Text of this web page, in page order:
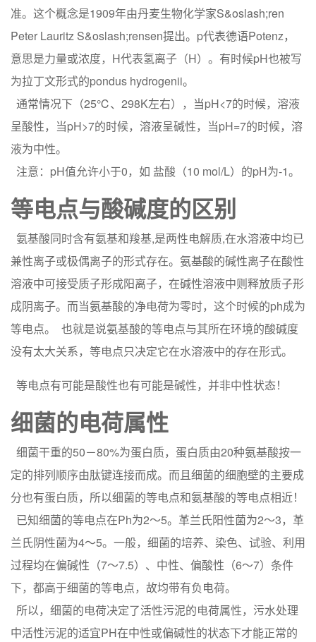
准。这个概念是1909年由丹麦生物化学家S&oslash;ren
Peter Lauritz S&oslash;rensen提出。p代表德语Potenz，
意思是力量或浓度，H代表氢离子（H）。有时候pH也被写
为拉丁文形式的pondus hydrogenii。
通常情况下（25℃、298K左右），当pH<7的时候，溶液
呈酸性，当pH>7的时候，溶液呈碱性，当pH=7的时候，溶
液为中性。
注意：pH值允许小于0，如 盐酸（10 mol/L）的pH为-1。
等电点与酸碱度的区别
氨基酸同时含有氨基和羧基,是两性电解质,在水溶液中均已
兼性离子或极偶离子的形式存在。氨基酸的碱性离子在酸性
溶液中可接受质子形成阳离子，在碱性溶液中则释放质子形
成阴离子。而当氨基酸的净电荷为零时，这个时候的ph成为
等电点。 也就是说氨基酸的等电点与其所在环境的酸碱度
没有太大关系，等电点只决定它在水溶液中的存在形式。
等电点有可能是酸性也有可能是碱性，并非中性状态！
细菌的电荷属性
细菌干重的50－80%为蛋白质，蛋白质由20种氨基酸按一
定的排列顺序由肽键连接而成。而且细菌的细胞壁的主要成
分也有蛋白质，所以细菌的等电点和氨基酸的等电点相近！
已知细菌的等电点在Ph为2～5。革兰氏阳性菌为2～3，革
兰氏阴性菌为4～5。一般，细菌的培养、染色、试验、利用
过程均在偏碱性（7～7.5）、中性、偏酸性（6～7）条件
下，都高于细菌的等电点，故均带有负电荷。
所以，细菌的电荷决定了活性污泥的电荷属性，污水处理
中活性污泥的适宜PH在中性或偏碱性的状态下才能正常的